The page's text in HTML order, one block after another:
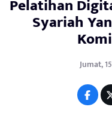
Pelatihan
Syariah
Jumat,